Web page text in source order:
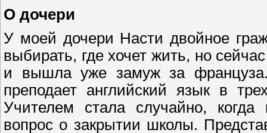
О дочери
У моей дочери Насти двойное
выбирать, где хочет жить, но
и вышла уже замуж за
преподает английский язык в
Учителем стала случайно,
вопрос о закрытии школы.